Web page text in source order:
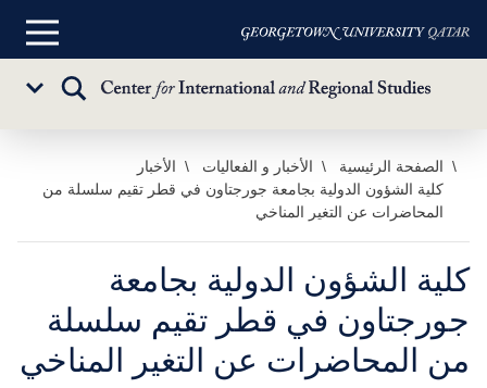
تخطي
المحتوى
الرئيسي
القائمة
تبديل
الصفحة الرئيسية الأخبار و الفعاليات
الأخبار
كلية الشؤون الدولية بجامعة جورجتاون في قطر تقيم سلسلة من
المحاضرات عن التغير المناخي
كلية الشؤون الدولية بجامعة
جورجتاون في قطر تقيم سلسلة
من المحاضرات عن التغير المناخي